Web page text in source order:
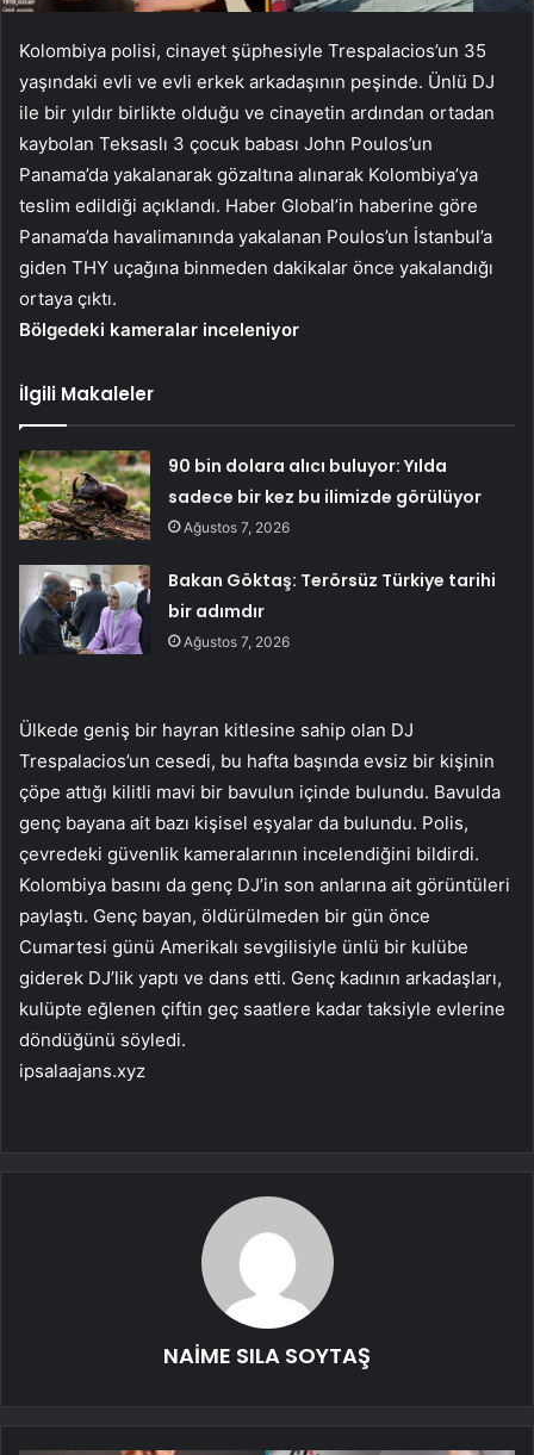
Kolombiya polisi, cinayet şüphesiyle Trespalacios’un 35
yaşındaki evli ve evli erkek arkadaşının peşinde. Ünlü DJ
ile bir yıldır birlikte olduğu ve cinayetin ardından ortadan
kaybolan Teksaslı 3 çocuk babası John Poulos’un
Panama’da yakalanarak gözaltına alınarak Kolombiya’ya
teslim edildiği açıklandı. Haber Global’in haberine göre
Panama’da havalimanında yakalanan Poulos’un İstanbul’a
giden THY uçağına binmeden dakikalar önce yakalandığı
ortaya çıktı.
Bölgedeki kameralar inceleniyor
İlgili Makaleler
90 bin dolara alıcı buluyor: Yılda
sadece bir kez bu ilimizde görülüyor
Ağustos 7, 2026
Bakan Göktaş: Terörsüz Türkiye tarihi
bir adımdır
Ağustos 7, 2026
Ülkede geniş bir hayran kitlesine sahip olan DJ
Trespalacios’un cesedi, bu hafta başında evsiz bir kişinin
çöpe attığı kilitli mavi bir bavulun içinde bulundu. Bavulda
genç bayana ait bazı kişisel eşyalar da bulundu. Polis,
çevredeki güvenlik kameralarının incelendiğini bildirdi.
Kolombiya basını da genç DJ’in son anlarına ait görüntüleri
paylaştı. Genç bayan, öldürülmeden bir gün önce
Cumartesi günü Amerikalı sevgilisiyle ünlü bir kulübe
giderek DJ’lik yaptı ve dans etti. Genç kadının arkadaşları,
kulüpte eğlenen çiftin geç saatlere kadar taksiyle evlerine
döndüğünü söyledi.
ipsalaajans.xyz
NAİME SILA SOYTAŞ